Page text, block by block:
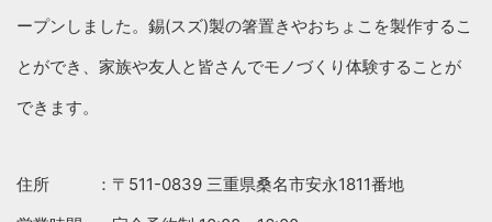
ープンしました。錫(スズ)製の箸置きやおちょこを製作するこ
とができ、家族や友人と皆さんでモノづくり体験することが
できます。
住所 ：〒511-0839 三重県桑名市安永1811番地